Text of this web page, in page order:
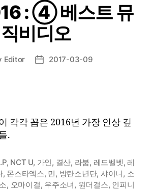
: ④ 베스트 뮤
직비디오
Editor
Post2017-03-09
각각 꼽은 2016년 가장 인상 깊
.
, NCT U, 가인, 결산, 라붐, 레드벨벳, 레
, 몬스타엑스, 민, 방탄소년단, 샤이니, 소
, 오마이걸, 우주소녀, 원더걸스, 인피니